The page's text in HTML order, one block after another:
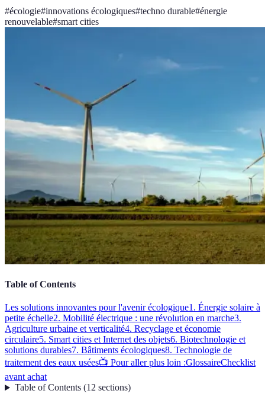
#écologie#innovations écologiques#techno durable#énergie
renouvelable#smart cities
Table of Contents
Les solutions innovantes pour l'avenir écologique1. Énergie solaire à
petite échelle2. Mobilité électrique : une révolution en marche3.
Agriculture urbaine et verticalité4. Recyclage et économie
circulaire5. Smart cities et Internet des objets6. Biotechnologie et
solutions durables7. Bâtiments écologiques8. Technologie de
traitement des eaux usées📺 Pour aller plus loin :GlossaireChecklist
avant achat
Table of Contents(12 sections)